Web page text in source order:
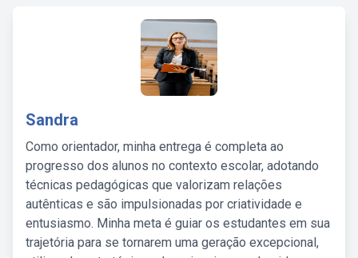
Sandra
Como orientador, minha entrega é completa ao
progresso dos alunos no contexto escolar, adotando
técnicas pedagógicas que valorizam relações
autênticas e são impulsionadas por criatividade e
entusiasmo. Minha meta é guiar os estudantes em sua
trajetória para se tornarem uma geração excepcional,